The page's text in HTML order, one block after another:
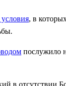
, в
послужило